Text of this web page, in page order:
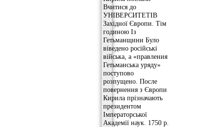
Вчитися до
УНІВЕРСИТЕТІВ
Західної Європи. Тім
годиною Із
Гетьманщини Було
віведено російські
війська, а «правления
Гетьманська уряду»
поступово
розпущено. После
повернення з Європи
Кирила прізначають
президентом
Імператорської
Академії наук. 1750 р.